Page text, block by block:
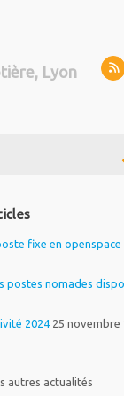
Lyon
fixe en openspace
postes nomades
2024 25 novembre
autres actualités